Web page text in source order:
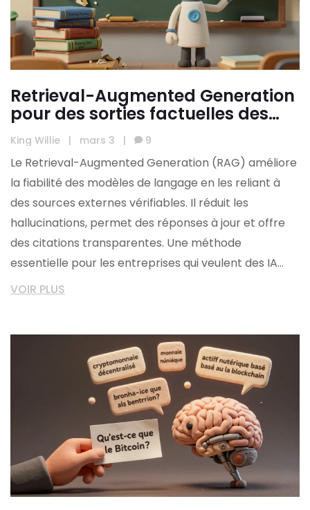
Retrieval-Augmented Generation
pour des sorties factuelles des
modèles de langage
King Willie | mars 3 | 9
Le Retrieval-Augmented Generation (RAG) améliore
la fiabilité des modèles de langage en les reliant à
des sources externes vérifiables. Il réduit les
hallucinations, permet des réponses à jour et offre
des citations transparentes. Une méthode
essentielle pour les entreprises qui veulent des IA
fiables.
VOIR PLUS